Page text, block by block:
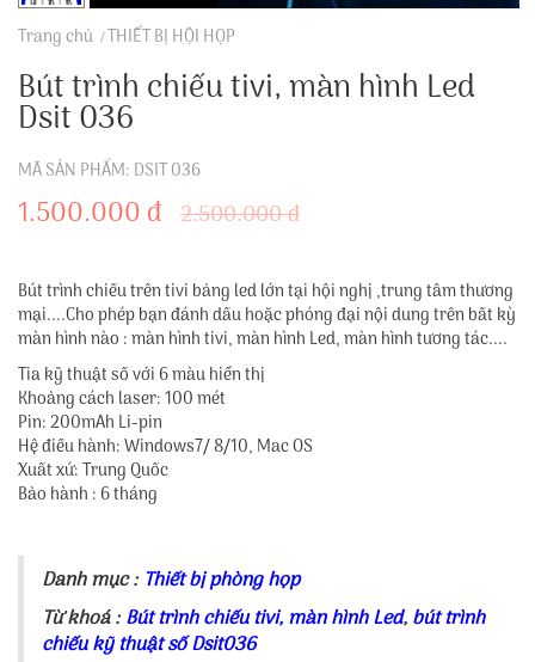
Trang chủ THIẾT BỊ HỘI HỌP
Bút trình chiếu tivi, màn hình Led
Dsit 036
MÃ SẢN PHẨM: DSIT 036
1.500.000 đ 2.500.000 đ
Bút trình chiếu trên tivi bảng led lớn tại hội nghị ,trung tâm thương
mại....Cho phép bạn đánh dấu hoặc phóng đại nội dung trên bất kỳ
màn hình nào : màn hình tivi, màn hình Led, màn hình tương tác....
Tia kỹ thuật số với 6 màu hiển thị
Khoảng cách laser: 100 mét
Pin: 200mAh Li-pin
Hệ điều hành: Windows7/ 8/10, Mac OS
Xuất xứ: Trung Quốc
Bảo hành : 6 tháng
Danh mục : Thiết bị phòng họp
Từ khoá :Bút trình chiếu tivi, màn hình Led,bút trình
chiếu kỹ thuật số Dsit036